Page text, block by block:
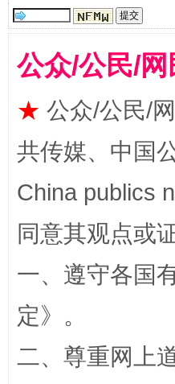
公众/公民/
★ 公众/公民/
共传媒、中国
China publics
同意其观点或
一、遵守各国
定》。
二、尊重网上